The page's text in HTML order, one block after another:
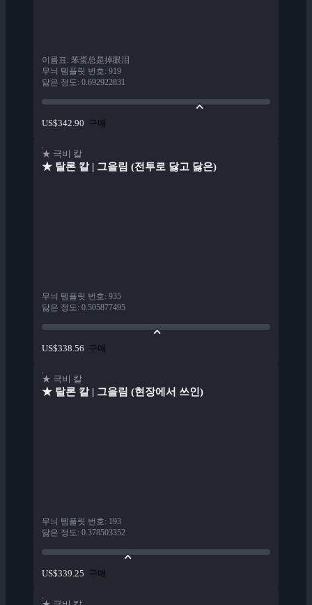
이름표: 笨蛋总是掉眼泪
무늬 템플릿 번호: 919
닳은 정도: 0.692922831
US$342.90 구매
★ 극비 칼
★ 탈론 칼 | 그을림 (전투로 닳고 닳은)
무늬 템플릿 번호: 935
닳은 정도: 0.505877495
US$338.56 구매
★ 극비 칼
★ 탈론 칼 | 그을림 (현장에서 쓰인)
무늬 템플릿 번호: 193
닳은 정도: 0.378503352
US$339.25 구매